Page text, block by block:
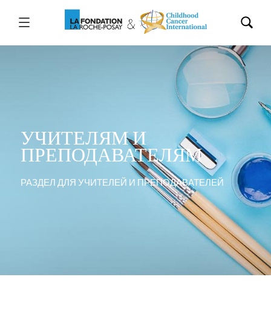
УЧИТЕЛЯМ И
ПРЕПОДАВАТЕЛЯМ
РАЗДЕЛ ДЛЯ УЧИТЕЛЕЙ И ПРЕПОДАВАТЕЛЕЙ